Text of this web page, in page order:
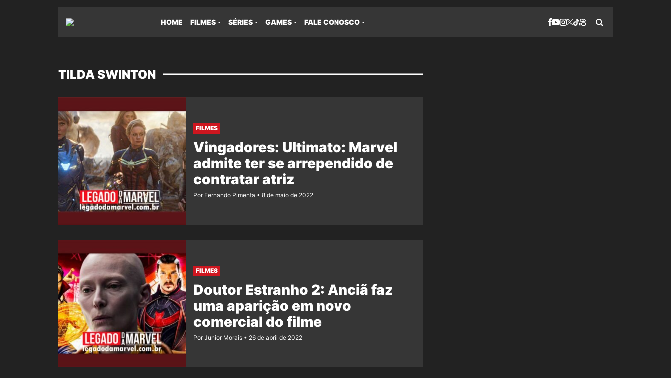
HOME FILMES SÉRIES GAMES FALE CONOSCO
TILDA SWINTON
FILMES
Vingadores: Ultimato: Marvel
admite ter se arrependido de
contratar atriz
Por Fernando Pimenta 8 de maio de 2022
FILMES
Doutor Estranho 2: Anciã faz
uma aparição em novo
comercial do filme
Por Junior Morais 26 de abril de 2022